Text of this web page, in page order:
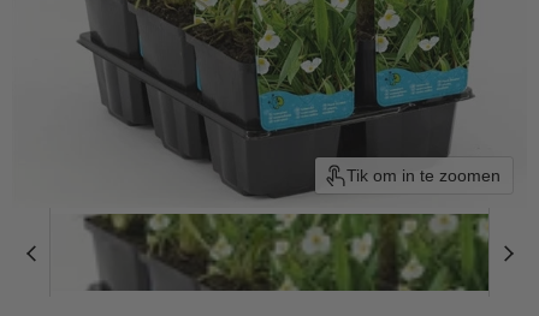
Tik om in te zoomen